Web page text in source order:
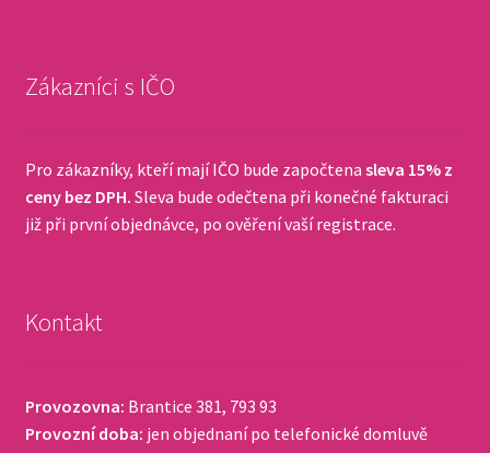
Zákazníci s IČO
Pro zákazníky, kteří mají IČO bude započtena sleva 15% z
ceny bez DPH. Sleva bude odečtena při konečné fakturaci
již při první objednávce, po ověření vaší registrace.
Kontakt
Provozovna: Brantice 381, 793 93
Provozní doba: jen objednaní po telefonické domluvě